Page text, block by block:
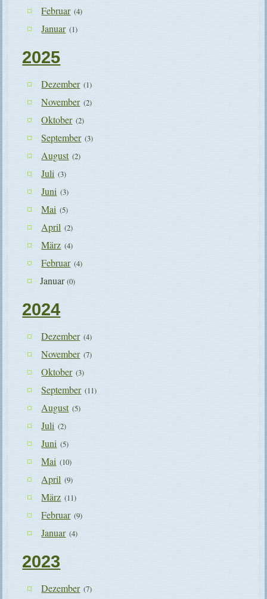
Februar (4)
Januar (1)
2025
Dezember (1)
November (2)
Oktober (2)
September (3)
August (2)
Juli (3)
Juni (3)
Mai (5)
April (2)
März (4)
Februar (4)
Januar(0)
2024
Dezember (4)
November (7)
Oktober (3)
September (11)
August (5)
Juli (2)
Juni (5)
Mai (10)
April (9)
März (11)
Februar (9)
Januar (4)
2023
Dezember (7)